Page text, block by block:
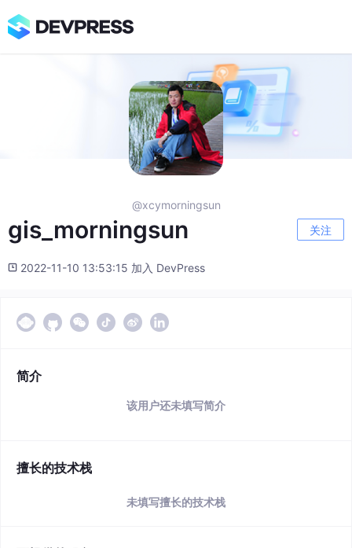
@xcymorningsun
gis_morningsun 关注
2022-11-10 13:53:15 加入 DevPress
简介
该用户还未填写简介
擅长的技术栈
未填写擅长的技术栈